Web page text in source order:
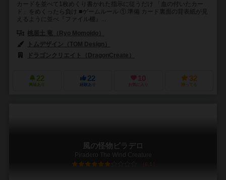
カードを並べて1枚めくり書かれた指示に従うだけ 「血の付いたカー
ド」をめくったら負け ■ゲームルール ①.準備 カード裏面の背表紙が見
えるように並べ『ファイル棚』...
桃居土 竜（Ryo Momoido）
トムデザイン（TOM Design）
ドラゴンクリエイト（DragonCreate）
22
興味あり
22
経験あり
10
お気に入り
32
持ってる
風の怪物ピラデロ
Piradero The Wind Creature
6.1